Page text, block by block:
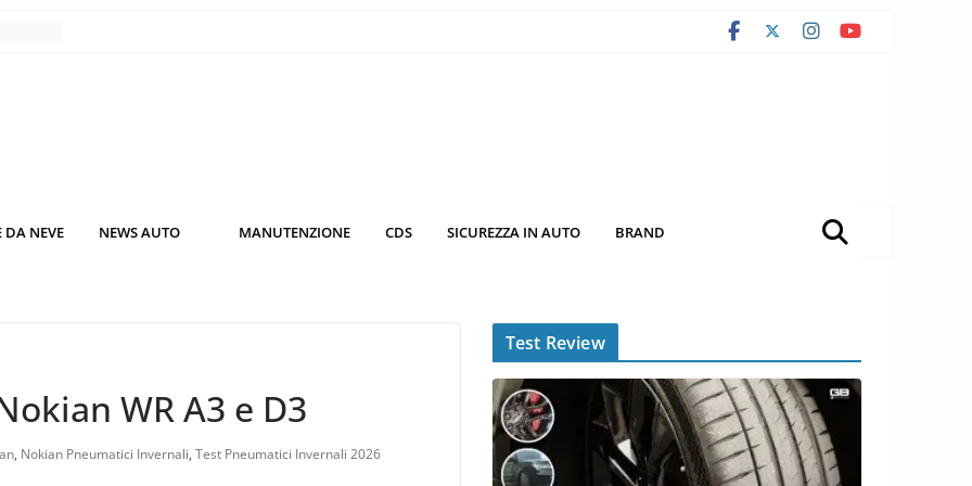
DA NEVE NEWS AUTO MANUTENZIONE CDS SICUREZZA IN AUTO BRAND
WR A3 e D3
, Nokian Pneumatici Invernali, Test Pneumatici Invernali 2026
Test Review